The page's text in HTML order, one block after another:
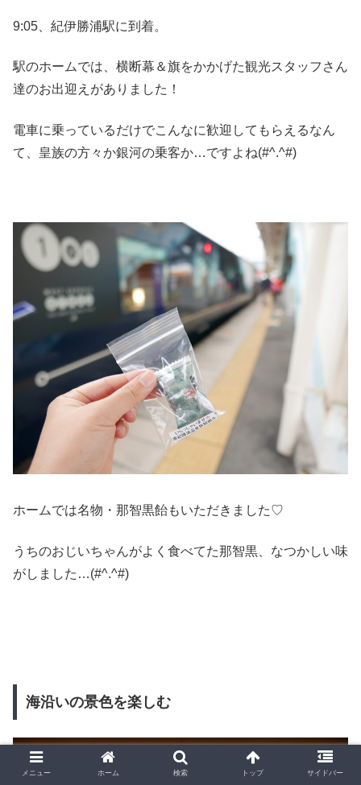
9:05、紀伊勝浦駅に到着。
駅のホームでは、横断幕＆旗をかかげた観光スタッフさん
達のお出迎えがありました！
電車に乗っているだけでこんなに歓迎してもらえるなん
て、皇族の方々か銀河の乗客か…ですよね(#^.^#)
ホームでは名物・那智黒飴もいただきました♡
うちのおじいちゃんがよく食べてた那智黒、なつかしい味
がしました…(#^.^#)
海沿いの景色を楽しむ
メニュー ホーム 検索 トップ サイドバー